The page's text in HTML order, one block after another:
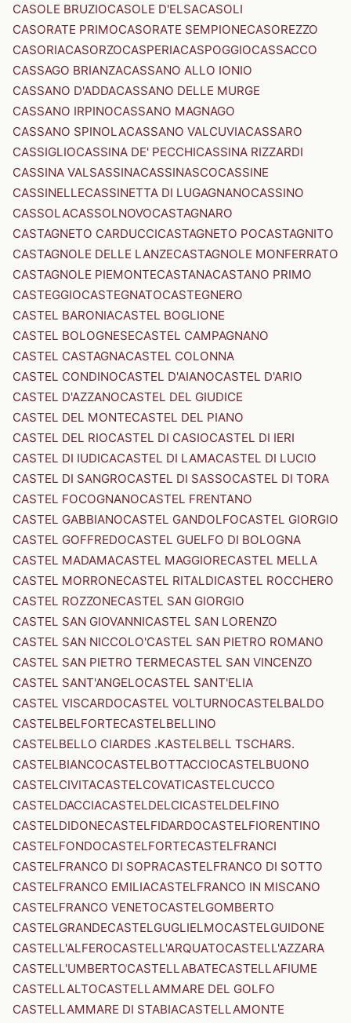
CASOLE BRUZIOCASOLE D'ELSACASOLI
CASORATE PRIMOCASORATE SEMPIONECASOREZZO
CASORIACASORZOCASPERIACASPOGGIOCASSACCO
CASSAGO BRIANZACASSANO ALLO IONIO
CASSANO D'ADDACASSANO DELLE MURGE
CASSANO IRPINOCASSANO MAGNAGO
CASSANO SPINOLACASSANO VALCUVIACASSARO
CASSIGLIOCASSINA DE' PECCHICASSINA RIZZARDI
CASSINA VALSASSINACASSINASCOCASSINE
CASSINELLECASSINETTA DI LUGAGNANOCASSINO
CASSOLACASSOLNOVOCASTAGNARO
CASTAGNETO CARDUCCICASTAGNETO POCASTAGNITO
CASTAGNOLE DELLE LANZECASTAGNOLE MONFERRATO
CASTAGNOLE PIEMONTECASTANACASTANO PRIMO
CASTEGGIOCASTEGNATOCASTEGNERO
CASTEL BARONIACASTEL BOGLIONE
CASTEL BOLOGNESECASTEL CAMPAGNANO
CASTEL CASTAGNACASTEL COLONNA
CASTEL CONDINOCASTEL D'AIANOCASTEL D'ARIO
CASTEL D'AZZANOCASTEL DEL GIUDICE
CASTEL DEL MONTECASTEL DEL PIANO
CASTEL DEL RIOCASTEL DI CASIOCASTEL DI IERI
CASTEL DI IUDICACASTEL DI LAMACASTEL DI LUCIO
CASTEL DI SANGROCASTEL DI SASSOCASTEL DI TORA
CASTEL FOCOGNANOCASTEL FRENTANO
CASTEL GABBIANOCASTEL GANDOLFOCASTEL GIORGIO
CASTEL GOFFREDOCASTEL GUELFO DI BOLOGNA
CASTEL MADAMACASTEL MAGGIORECASTEL MELLA
CASTEL MORRONECASTEL RITALDICASTEL ROCCHERO
CASTEL ROZZONECASTEL SAN GIORGIO
CASTEL SAN GIOVANNICASTEL SAN LORENZO
CASTEL SAN NICCOLO'CASTEL SAN PIETRO ROMANO
CASTEL SAN PIETRO TERMECASTEL SAN VINCENZO
CASTEL SANT'ANGELOCASTEL SANT'ELIA
CASTEL VISCARDOCASTEL VOLTURNOCASTELBALDO
CASTELBELFORTECASTELBELLINO
CASTELBELLO CIARDES .KASTELBELL TSCHARS.
CASTELBIANCOCASTELBOTTACCIOCASTELBUONO
CASTELCIVITACASTELCOVATICASTELCUCCO
CASTELDACCIACASTELDELCICASTELDELFINO
CASTELDIDONECASTELFIDARDOCASTELFIORENTINO
CASTELFONDOCASTELFORTECASTELFRANCI
CASTELFRANCO DI SOPRACASTELFRANCO DI SOTTO
CASTELFRANCO EMILIACASTELFRANCO IN MISCANO
CASTELFRANCO VENETOCASTELGOMBERTO
CASTELGRANDECASTELGUGLIELMOCASTELGUIDONE
CASTELL'ALFEROCASTELL'ARQUATOCASTELL'AZZARA
CASTELL'UMBERTOCASTELLABATECASTELLAFIUME
CASTELLALTOCASTELLAMMARE DEL GOLFO
CASTELLAMMARE DI STABIACASTELLAMONTE